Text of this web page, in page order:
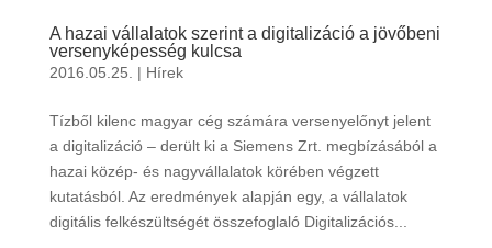
A hazai vállalatok szerint a digitalizáció a jövőbeni
versenyképesség kulcsa
2016.05.25. | Hírek
Tízből kilenc magyar cég számára versenyelőnyt jelent
a digitalizáció – derült ki a Siemens Zrt. megbízásából a
hazai közép- és nagyvállalatok körében végzett
kutatásból. Az eredmények alapján egy, a vállalatok
digitális felkészültségét összefoglaló Digitalizációs...